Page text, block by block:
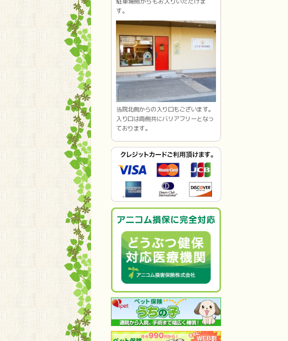
す。
当院北側からの入り口もございます。
入り口は両側共にバリアフリーとなっ
ております。